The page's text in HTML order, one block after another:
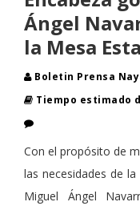
Ángel
la Mesa
Boletin Prensa
Tiempo estimado
Con el propósito de
las necesidades de
Miguel Ángel